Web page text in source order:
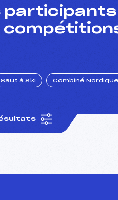
Saut à Ski Combiné Nordique